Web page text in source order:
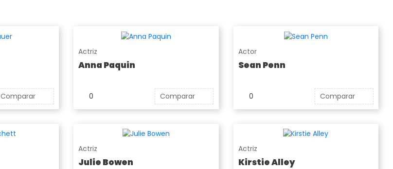
Comparar
Actriz
Anna Paquin
0 Comparar
Actor
Sean Penn
0 Comparar
Actriz
Julie Bowen
Actriz
Kirstie Alley